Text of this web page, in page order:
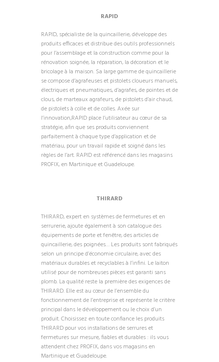
RAPID
RAPID, spécialiste de la quincaillerie, développe des
produits efficaces et distribue des outils professionnels
pour l’assemblage et la construction comme pour la
rénovation soignée, la réparation, la décoration et le
bricolage à la maison. Sa large gamme de quincaillerie
se compose d’agrafeuses et pistolets cloueurs manuels,
électriques et pneumatiques, d’agrafes, de pointes et de
clous, de marteaux agrafeurs, de pistolets d’air chaud,
de pistolets à colle et de colles. Axée sur
l’innovation,RAPID place l’utilisateur au cœur de sa
stratégie, afin que ses produits conviennent
parfaitement à chaque type d’application et de
matériau, pour un travail rapide et soigné dans les
règles de l’art. RAPID est référencé dans les magasins
PROFIX, en Martinique et Guadeloupe.
THIRARD
THIRARD, expert en systèmes de fermetures et en
serrurerie, ajoute également à son catalogue des
équipements de porte et fenêtre, des articles de
quincaillerie, des poignées… Les produits sont fabriqués
selon un principe d’économie circulaire, avec des
matériaux durables et recyclables à l’infini. Le laiton
utilisé pour de nombreuses pièces est garanti sans
plomb. La qualité reste la première des exigences de
THIRARD. Elle est au cœur de l’ensemble du
fonctionnement de l’entreprise et représente le critère
principal dans le développement ou le choix d’un
produit. Choisissez en toute confiance les produits
THIRARD pour vos installations de serrures et
fermetures sur mesure, fiables et durables : ils vous
attendent chez PROFIX, dans vos magasins en
Martinique et Guadeloupe.